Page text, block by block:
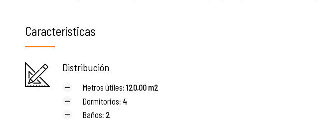
Características
Distribución
Metros útiles: 120,00 m2
Dormitorios: 4
Baños: 2